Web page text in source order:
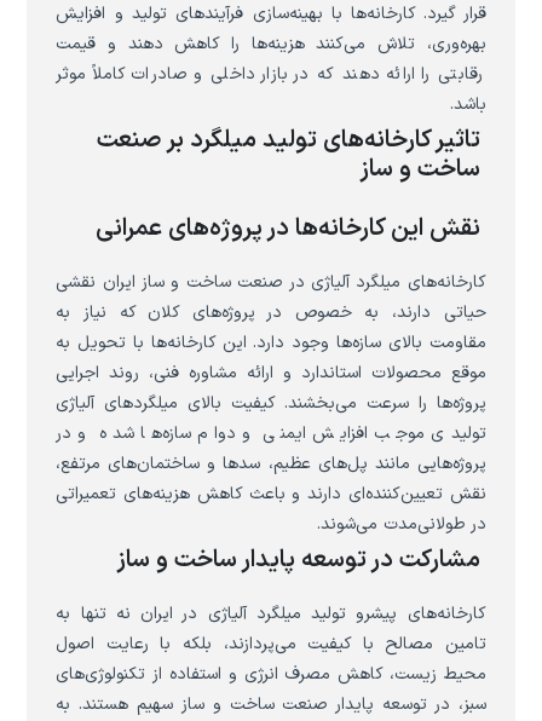
قرار گیرد. کارخانه‌ها با بهینه‌سازی فرآیندهای تولید و افزایش
بهره‌وری، تلاش می‌کنند هزینه‌ها را کاهش دهند و قیمت
رقابتی را ارائه دهند که در بازار داخلی و صادرات کاملاً موثر
باشد.
تاثیر کارخانه‌های تولید میلگرد بر صنعت
ساخت و ساز
نقش این کارخانه‌ها در پروژه‌های عمرانی
کارخانه‌های میلگرد آلیاژی در صنعت ساخت و ساز ایران نقشی
حیاتی دارند، به خصوص در پروژه‌های کلان که نیاز به
مقاومت بالای سازه‌ها وجود دارد. این کارخانه‌ها با تحویل به
موقع محصولات استاندارد و ارائه مشاوره فنی، روند اجرایی
پروژه‌ها را سرعت می‌بخشند. کیفیت بالای میلگردهای آلیاژی
تولیدی موجب افزایش ایمنی و دوام سازه‌ها شده و در
پروژه‌هایی مانند پل‌های عظیم، سدها و ساختمان‌های مرتفع،
نقش تعیین‌کننده‌ای دارند و باعث کاهش هزینه‌های تعمیراتی
در طولانی‌مدت می‌شوند.
مشارکت در توسعه پایدار ساخت و ساز
کارخانه‌های پیشرو تولید میلگرد آلیاژی در ایران نه تنها به
تامین مصالح با کیفیت می‌پردازند، بلکه با رعایت اصول
محیط زیست، کاهش مصرف انرژی و استفاده از تکنولوژی‌های
سبز، در توسعه پایدار صنعت ساخت و ساز سهیم هستند. به